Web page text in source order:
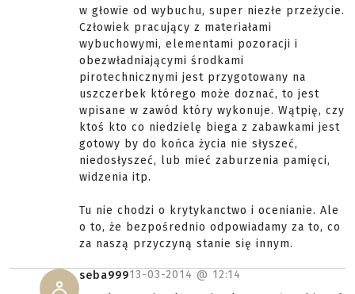
w głowie od wybuchu, super niezłe przeżycie.
Człowiek pracujący z materiałami
wybuchowymi, elementami pozoracji i
obezwładniającymi środkami
pirotechnicznymi jest przygotowany na
uszczerbek którego może doznać, to jest
wpisane w zawód który wykonuje. Wątpię, czy
ktoś kto co niedzielę biega z zabawkami jest
gotowy by do końca życia nie słyszeć,
niedosłyszeć, lub mieć zaburzenia pamięci,
widzenia itp.
Tu nie chodzi o krytykanctwo i ocenianie. Ale
o to, że bezpośrednio odpowiadamy za to, co
za naszą przyczyną stanie się innym.
seba99913-03-2014 @ 12:14